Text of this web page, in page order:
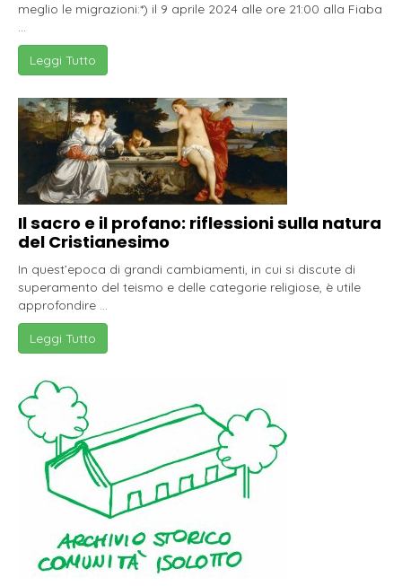
meglio le migrazioni:*) il 9 aprile 2024 alle ore 21:00 alla Fiaba
Leggi Tutto
Il sacro e il profano: riflessioni sulla natura
del Cristianesimo
In quest’epoca di grandi cambiamenti, in cui si discute di
superamento del teismo e delle categorie religiose, è utile
approfondire ...
Leggi Tutto